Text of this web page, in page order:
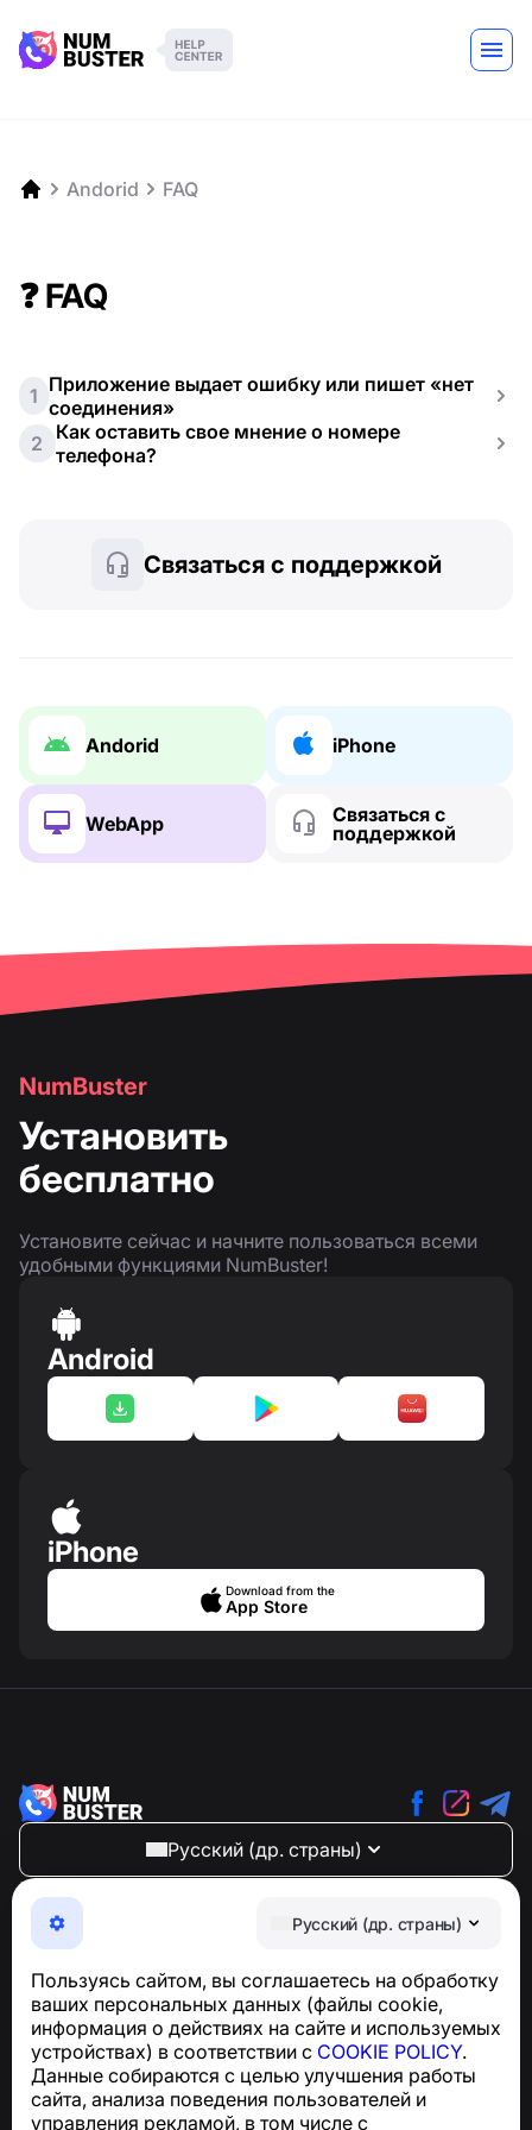
Русский (др. страны)
Пользуясь сайтом, вы соглашаетесь на обработку
ваших персональных данных (файлы cookie,
информация о действиях на сайте и используемых
устройствах) в соответствии с COOKIE POLICY.
Данные собираются с целью улучшения работы
сайта, анализа поведения пользователей и
управления рекламой, в том числе с
Andorid FAQ
❓ FAQ
1 Приложение выдает ошибку или пишет «нет
соединения»
2
Как оставить свое мнение о номере
телефона?
Связаться с поддержкой
Andorid iPhone
WebApp
Связаться с
поддержкой
NumBuster
Установить
бесплатно
Установите сейчас и начните пользоваться всеми
удобными функциями NumBuster!
Android
iPhone
Download from the
App Store
Русский (др. страны)
NumBuster © 2013—2026 ·
Максимально удобное приложение для защиты от
телефонных мошенников, спама и нежелательных
Для запросов по соблюдению GDPR:
support@numbuster.com
Центр поддержки
Новости и статьи